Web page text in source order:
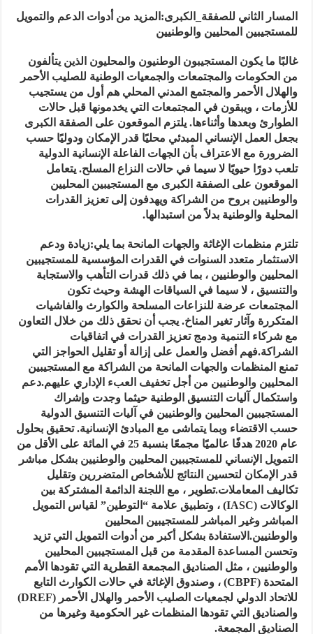
المسار الثاني للصفقة_الكبرى: المزيد من أدوات الدعم والتمويل
للمستجيبين المحليين والوطنيين
غالبًا ما يكون المستجيبون الوطنيون والمحليون الذين يتألفون
من الحكومات والمجتمعات والجمعيات الوطنية للصليب الأحمر
والهلال الأحمر والمجتمع المدني المحلي هم أول من يستجيب
للأزمات ، ويبقون في المجتمعات التي يخدمونها قبل حالات
الطوارئ وبعدها وأثناءها. يلتزم الموقعون على الصفقة الكبرى
بجعل العمل الإنساني المبدئي محليًا قدر الإمكان ودوليًا حسب
الضرورة مع الاعتراف بأن الجهات الفاعلة الإنسانية الدولية
تلعب دورًا حيويًا لا سيما في حالات النزاع المسلح. يتعامل
الموقعون على الصفقة الكبرى مع المستجيبين المحليين
والوطنيين بروح من الشراكة ويهدفون إلى تعزيز القدرات
المحلية والوطنية بدلاً من استبدالها.
تلتزم منظمات الإغاثة والجهات المانحة بما يلي:زيادة ودعم
الاستثمار متعدد السنوات في القدرات المؤسسية للمستجيبين
المحليين والوطنيين ، بما في ذلك قدرات التأهب والاستجابة
والتنسيق ، لا سيما في السياقات الهشة وحيث تكون
المجتمعات عرضة للنزاعات المسلحة والكوارث والفاشيات
المتكررة وآثار تغير المناخ. يجب أن نحقق ذلك من خلال التعاون
مع شركاء التنمية ودمج تعزيز القدرات في اتفاقيات
الشراكة.فهم أفضل والعمل على إزالة أو تقليل الحواجز التي
تمنع المنظمات والجهات المانحة من الشراكة مع المستجيبين
المحليين والوطنيين من أجل تخفيف العبء الإداري عليهم.دعم
واستكمال آليات التنسيق الوطنية حيثما وجدت وإشراك
المستجيبين المحليين والوطنيين في آليات التنسيق الدولية
حسب الاقتضاء وبما يتماشى مع المبادئ الإنسانية. تحقيق بحلول
عام 2020 هدفًا عالميًا مجمعًا بنسبة 25 في المائة على الأقل من
التمويل الإنساني للمستجيبين المحليين والوطنيين بشكل مباشر
قدر الإمكان لتحسين النتائج للأشخاص المتضررين وتقليل
تكاليف المعاملات.تطوير ، مع اللجنة الدائمة المشتركة بين
الوكالات (IASC) ، وتطبيق علامة “التوطين” لقياس التمويل
المباشر وغير المباشر للمستجيبين المحليين
والوطنيين.الاستفادة بشكل أكبر من أدوات التمويل التي تزيد
وتحسن المساعدة المقدمة من قبل المستجيبين المحليين
والوطنيين ، مثل الصناديق المجمعة القطرية التي تقودها الأمم
المتحدة (CBPF) ، وصندوق الإغاثة في حالات الكوارث التابع
للاتحاد الدولي لجمعيات الصليب الأحمر والهلال الأحمر (DREF)
والصناديق التي تقودها المنظمات غير الحكومية وغيرها من
الصناديق المجمعة.